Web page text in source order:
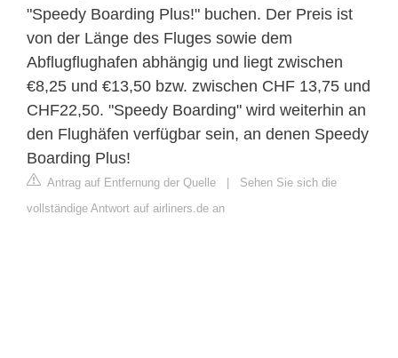
"Speedy Boarding Plus!" buchen. Der Preis ist
von der Länge des Fluges sowie dem
Abflugflughafen abhängig und liegt zwischen
€8,25 und €13,50 bzw. zwischen CHF 13,75 und
CHF22,50. "Speedy Boarding" wird weiterhin an
den Flughäfen verfügbar sein, an denen Speedy
Boarding Plus!
Antrag auf Entfernung der Quelle | Sehen Sie sich die
vollständige Antwort auf airliners.de an